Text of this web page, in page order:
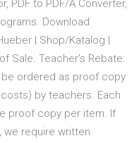
PDF to PDF/A Converter,
Download
| Shop/Katalog |
Sale. Teacher's Rebate:
ordered as proof copy
by teachers. Each
proof copy per item. If
we require written